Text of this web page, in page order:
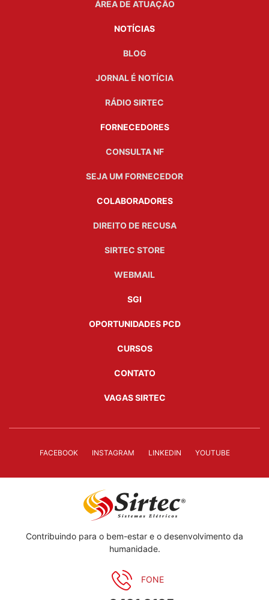
ÁREA DE ATUAÇÃO
NOTÍCIAS
BLOG
JORNAL É NOTÍCIA
RÁDIO SIRTEC
FORNECEDORES
CONSULTA NF
SEJA UM FORNECEDOR
COLABORADORES
DIREITO DE RECUSA
SIRTEC STORE
WEBMAIL
SGI
OPORTUNIDADES PCD
CURSOS
CONTATO
VAGAS SIRTEC
FACEBOOK INSTAGRAM LINKEDIN YOUTUBE
Contribuindo para o bem-estar e o desenvolvimento da
humanidade.
FONE